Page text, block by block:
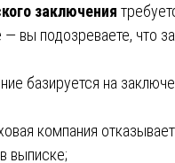
заключения
вы подозреваете, что
базируется на
компания
выписке;